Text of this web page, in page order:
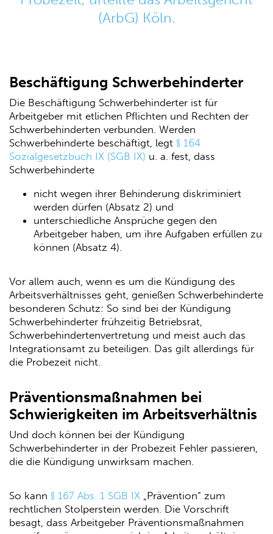
(ArbG) Köln.
Beschäftigung Schwerbehinderter
Die Beschäftigung Schwerbehinderter ist für
Arbeitgeber mit etlichen Pflichten und Rechten der
Schwerbehinderten verbunden. Werden
Schwerbehinderte beschäftigt, legt § 164
Sozialgesetzbuch IX (SGB IX) u. a. fest, dass
Schwerbehinderte
nicht wegen ihrer Behinderung diskriminiert
werden dürfen (Absatz 2) und
unterschiedliche Ansprüche gegen den
Arbeitgeber haben, um ihre Aufgaben erfüllen zu
können (Absatz 4).
Vor allem auch, wenn es um die Kündigung des
Arbeitsverhältnisses geht, genießen Schwerbehinderte
besonderen Schutz: So sind bei der Kündigung
Schwerbehinderter frühzeitig Betriebsrat,
Schwerbehindertenvertretung und meist auch das
Integrationsamt zu beteiligen. Das gilt allerdings für
die Probezeit nicht.
Präventionsmaßnahmen bei
Schwierigkeiten im Arbeitsverhältnis
Und doch können bei der Kündigung
Schwerbehinderter in der Probezeit Fehler passieren,
die die Kündigung unwirksam machen.
So kann § 167 Abs. 1 SGB IX „Prävention“ zum
rechtlichen Stolperstein werden. Die Vorschrift
besagt, dass Arbeitgeber Präventionsmaßnahmen